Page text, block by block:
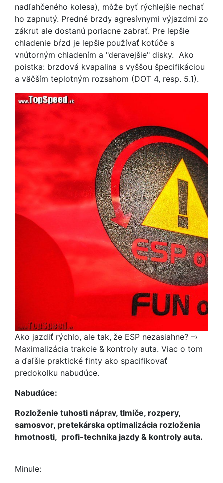
nadľahčeného kolesa), môže byť rýchlejšie nechať
ho zapnutý. Predné brzdy agresívnymi výjazdmi zo
zákrut ale dostanú poriadne zabrať. Pre lepšie
chladenie bŕzd je lepšie používať kotúče s
vnútorným chladením a "deravejšie" disky. Ako
poistka: brzdová kvapalina s vyššou špecifikáciou
a väčším teplotným rozsahom (DOT 4, resp. 5.1).
Ako jazdiť rýchlo, ale tak, že ESP nezasiahne? –›
Maximalizácia trakcie & kontroly auta. Viac o tom
a ďaľšie praktické finty ako spacifikovať
predokolku nabudúce.
Nabudúce:
Rozloženie tuhosti náprav, tlmiče, rozpery,
samosvor, pretekárska optimalizácia rozloženia
hmotnosti, profi-technika jazdy & kontroly auta.
Minule: